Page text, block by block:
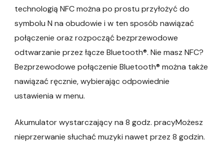
technologią NFC można po prostu przyłożyć do
symbolu N na obudowie i w ten sposób nawiązać
połączenie oraz rozpocząć bezprzewodowe
odtwarzanie przez łącze Bluetooth®. Nie masz NFC?
Bezprzewodowe połączenie Bluetooth® można także
nawiązać ręcznie, wybierając odpowiednie
ustawienia w menu.
Akumulator wystarczający na 8 godz. pracyMożesz
nieprzerwanie słuchać muzyki nawet przez 8 godzin.